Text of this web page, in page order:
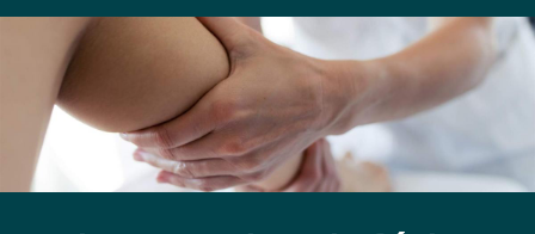
contenido
principal